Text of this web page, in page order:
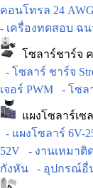
คอนโทรล 24 AWG
- เครื่องทดสอบ ฉ
โซลาร์ชาร์จ
- โซลาร์ ชาร์จ
เจอร์ PWM
- โซล
แผงโซลาร์เซ
- แผงโซลาร์ 6V-
52V
- งานเหมาติ
กังหัน
- อุปกรณ์อื่